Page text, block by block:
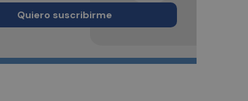
Quiero suscribirme